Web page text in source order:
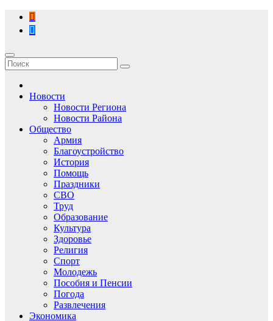
Перейти
содержимому
Новости
Новости Региона
Новости Района
Общество
Армия
Благоустройство
История
Помощь
Праздники
СВО
Труд
Образование
Культура
Здоровье
Религия
Спорт
Молодежь
Пособия и Пенсии
Погода
Развлечения
Экономика